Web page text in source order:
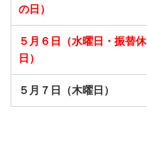
の日）
５月６日（水曜日・振替休
日）
５月７日（木曜日）